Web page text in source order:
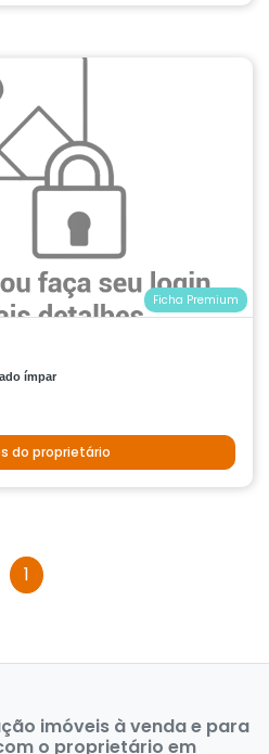
Ficha Premium
ímpar
do proprietário
1
imóveis à venda e para
o proprietário em